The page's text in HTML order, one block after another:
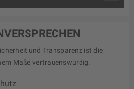
und Transparenz ist die
Maße vertrauenswürdig.